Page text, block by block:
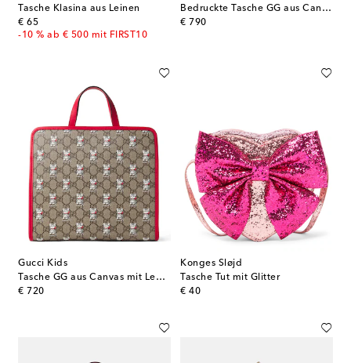
Tasche Klasina aus Leinen
€ 65
original price
-10 % ab € 500 mit FIRST10
Bedruckte Tasche GG aus Canvas
€ 790
original price
Gucci Kids
Tasche GG aus Canvas mit Leder
€ 720
original price
Konges Sløjd
Tasche Tut mit Glitter
€ 40
original price